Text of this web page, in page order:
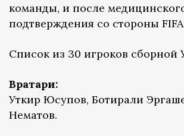
команды, и после
подтверждения со стороны
Список из 30 игроков сборной
Вратари:
Уткир Юсупов, Ботирали
Нематов.